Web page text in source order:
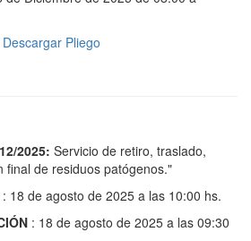
Descargar Pliego
2025: Servicio de retiro, traslado,
final de residuos patógenos."
: 18 de agosto de 2025 a las 10:00 hs.
: 18 de agosto de 2025 a las 09:30